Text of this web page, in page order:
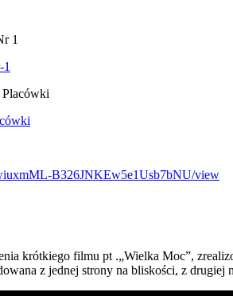
1
Placówki
B326JNKEw5e1Usb7bNU/view
krótkiego filmu pt .„Wielka Moc”,
z jednej strony na bliskości, z